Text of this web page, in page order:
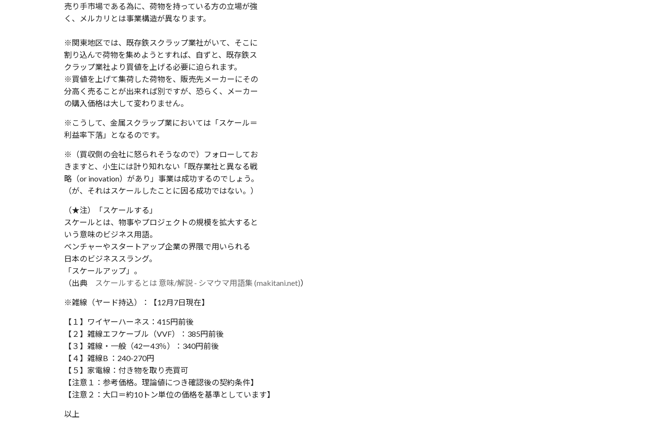
売り手市場である為に、荷物を持っている方の立場が強
く、メルカリとは事業構造が異なります。
※関東地区では、既存鉄スクラップ業社がいて、そこに
割り込んで荷物を集めようとすれば、自ずと、既存鉄ス
クラップ業社より買値を上げる必要に迫られます。
※買値を上げて集荷した荷物を、販売先メーカーにその
分高く売ることが出来れば別ですが、恐らく、メーカー
の購入価格は大して変わりません。
※こうして、金属スクラップ業においては「スケール＝
利益率下落」となるのです。
※（買収側の会社に怒られそうなので）フォローしてお
きますと、小生には計り知れない「既存業社と異なる戦
略（or inovation）があり」事業は成功するのでしょう。
（が、それはスケールしたことに因る成功ではない。）
（★注）「スケールする」
スケールとは、物事やプロジェクトの規模を拡大すると
いう意味のビジネス用語。
ベンチャーやスタートアップ企業の界隈で用いられる
日本のビジネススラング。
「スケールアップ」。
（出典
スケールするとは 意味/解説 - シマウマ用語集 (makitani.net)）
※雑線（ヤード持込）：【12月7日現在】
【１】ワイヤーハーネス：415円前後
【２】雑線エフケーブル（VVF）：385円前後
【３】雑線・一般（42ー43％）：340円前後
【４】雑線B ：240-270円
【５】家電線：付き物を取り売買可
【注意１：参考価格。理論値につき確認後の契約条件】
【注意２：大口＝約10トン単位の価格を基準としています】
以上